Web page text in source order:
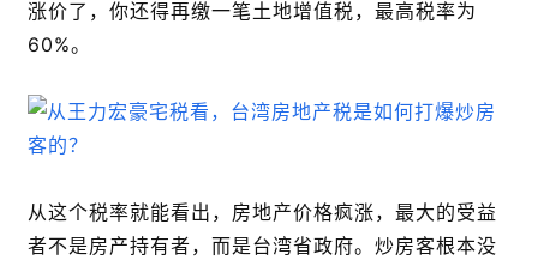
涨价了，你还得再缴一笔土地增值税，最高税率为
60%。
从这个税率就能看出，房地产价格疯涨，最大的受益
者不是房产持有者，而是台湾省政府。炒房客根本没